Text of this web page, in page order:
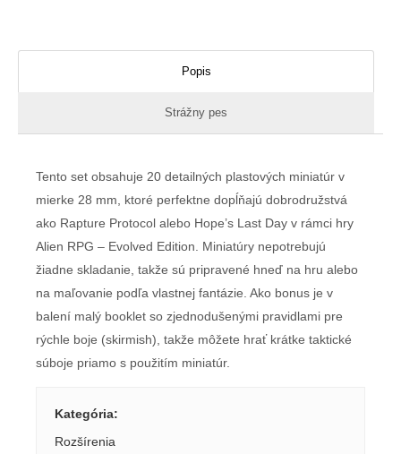
Popis
Strážny pes
Tento set obsahuje 20 detailných plastových miniatúr v
mierke 28 mm, ktoré perfektne dopĺňajú dobrodružstvá
ako Rapture Protocol alebo Hope’s Last Day v rámci hry
Alien RPG – Evolved Edition. Miniatúry nepotrebujú
žiadne skladanie, takže sú pripravené hneď na hru alebo
na maľovanie podľa vlastnej fantázie. Ako bonus je v
balení malý booklet so zjednodušenými pravidlami pre
rýchle boje (skirmish), takže môžete hrať krátke taktické
súboje priamo s použitím miniatúr.
Kategória:
Rozšírenia